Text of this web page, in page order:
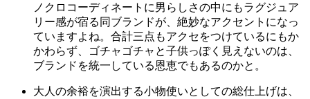
ノクロコーディネートに男らしさの中にもラグジュア
リー感が宿る同ブランドが、絶妙なアクセントになっ
ていますよね。合計三点もアクセをつけているにもか
かわらず、ゴチャゴチャと子供っぽく見えないのは、
ブランドを統一している恩恵でもあるのかと。
大人の余裕を演出する小物使いとしての総仕上げは、